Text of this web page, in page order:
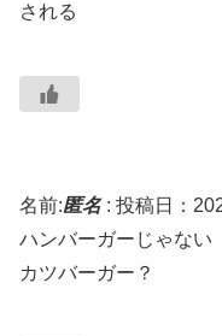
される
名前:匿名: 投稿日：
ハンバーガーじゃない
カツバーガー？